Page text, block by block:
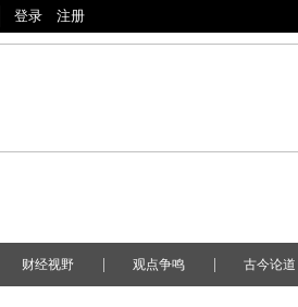
财经视野 观点争鸣 古今论道